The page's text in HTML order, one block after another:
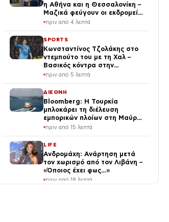
η Αθήνα και η Θεσσαλονίκη –
Μαζικά φεύγουν οι εκδρομείς
για καλοκαιρινές διακοπές
πριν από 4 λεπτά
SPORTS
Κωνσταντίνος Τζολάκης στο
ντεμπούτο του με τη Χαλ –
Βασικός κόντρα στην
Άιντραχτ Φρανκφούρτης
πριν από 5 λεπτά
ΔΙΕΘΝΗ
Bloomberg: Η Τουρκία
μπλοκάρει τη διέλευση
εμπορικών πλοίων στη Μαύρη
Θάλασσα
πριν από 15 λεπτά
LIFE
Ανδρομάχη: Ανάρτηση μετά
τον χωρισμό από τον Λιβάνη –
«Όποιος έχει φως…»
πριν από 18 λεπτά